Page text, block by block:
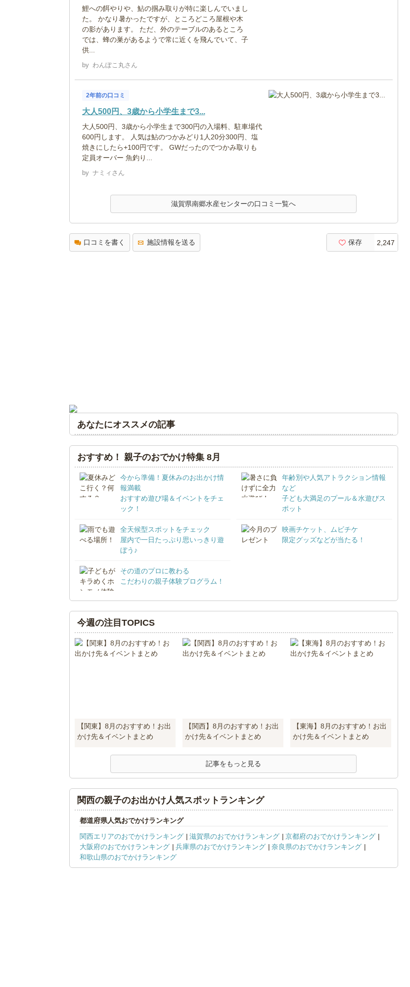
鯉への餌やりや、鮎の掴み取りが特に楽しんでいまし
た。 かなり暑かったですが、ところどころ屋根や木
の影があります。 ただ、外のテーブルのあるところ
では、蜂の巣があるようで常に近くを飛んでいて、子
供...
by わんぽこ丸さん
2年前の口コミ
大人500円、3歳から小学生まで3...
大人500円、3歳から小学生まで300円の入場料、駐車場代
600円します。 人気は鮎のつかみどり1人20分300円、塩
焼きにしたら+100円です。 GWだったのでつかみ取りも
定員オーバー 魚釣り...
by ナミィさん
滋賀県南郷水産センターの口コミ一覧へ
口コミを書く 施設情報を送る 保存 2,247
あなたにオススメの記事
おすすめ！ 親子のおでかけ特集 8月
今から準備！夏休みのお出かけ情
報満載
おすすめ遊び場＆イベントをチェ
ック！
年齢別や人気アトラクション情報
など
子ども大満足のプール＆水遊びス
ポット
全天候型スポットをチェック
屋内で一日たっぷり思いっきり遊
ぼう♪
映画チケット、ムビチケ
限定グッズなどが当たる！
その道のプロに教わる
こだわりの親子体験プログラム！
今週の注目TOPICS
【関東】8月のおすすめ！お出
かけ先＆イベントまとめ
【関西】8月のおすすめ！お出
かけ先＆イベントまとめ
【東海】8月のおすすめ！お出
かけ先＆イベントまとめ
記事をもっと見る
関西の親子のお出かけ人気スポットランキング
都道府県人気おでかけランキング
関西エリアのおでかけランキング
滋賀県のおでかけランキング
京都府のおでかけランキング
大阪府のおでかけランキング
兵庫県のおでかけランキング
奈良県のおでかけランキング
和歌山県のおでかけランキング